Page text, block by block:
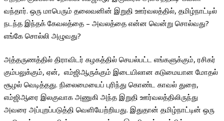
வந்தார். ஒரு மாபெரும் தலைவனின் இறுதி ஊர்வலத்தில், தமிழ்நாட்டில்
நடந்த இந்தக் கேவலத்தை – அவலத்தை என்ன வென்று சொல்வது?
எங்கே சொல்லி அழுவது?
அத்தருணத்தில் திராவிடர் கழகத்தில் செயல்பட்ட எங்களுக்கும், ரசிகர்
கும்பலுக்கும், ஏன், எம்ஜிஆருக்கும் இடையிலான கடுமையான மோதல்
சூழல் வெடித்தது. நிலைமையைப் புரிந்து கொண்ட காவல் துறை,
எம்ஜிஆரை இலகுவாக அணுகி அந்த இறுதி ஊர்வலத்திலிருந்து
அவரை அப்புறப்படுத்தி வெளியேற்றியது. இதுதான் தமிழ்நாட்டின் ஒரு